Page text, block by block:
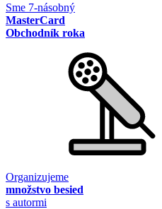
Sme 7-násobný
MasterCard
Obchodník roka
Organizujeme
množstvo besied
s autormi